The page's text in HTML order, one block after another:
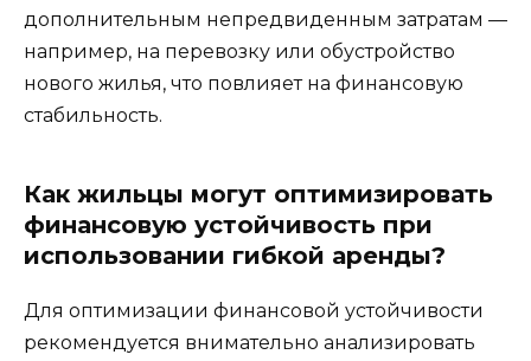
дополнительным непредвиденным затратам —
например, на перевозку или обустройство
нового жилья, что повлияет на финансовую
стабильность.
Как жильцы могут оптимизировать
финансовую устойчивость при
использовании гибкой аренды?
Для оптимизации финансовой устойчивости
рекомендуется внимательно анализировать